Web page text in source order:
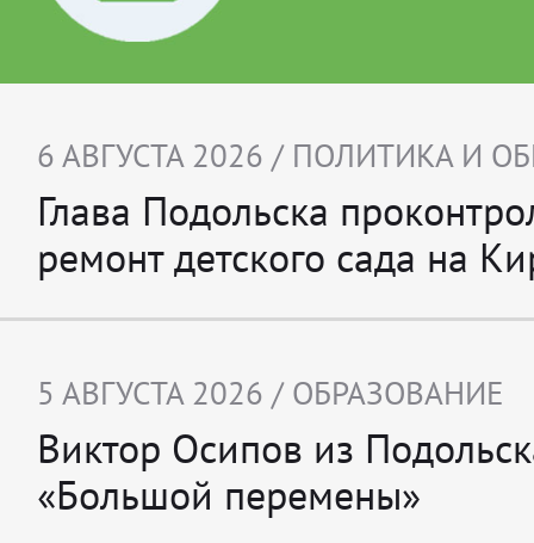
6 АВГУСТА 2026 / ПОЛИТИКА И
Глава Подольска
ремонт детского сада на
5 АВГУСТА 2026 / ОБРАЗОВАНИЕ
Виктор Осипов из
«Большой перемены»